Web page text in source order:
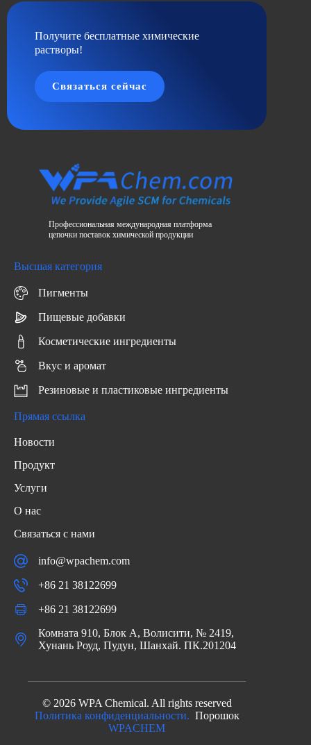
Получите бесплатные химические
растворы!
Связаться сейчас
Профессиональная международная платформа
цепочки поставок химической продукции
Высшая категория
Пигменты
Пищевые добавки
Косметические ингредиенты
Вкус и аромат
Резиновые и пластиковые ингредиенты
Прямая ссылка
Новости
Продукт
Услуги
О нас
Связаться с нами
info@wpachem.com
+86 21 38122699
+86 21 38122699
Комната 910, Блок А, Волисити, № 2419,
Хунань Роуд, Пудун, Шанхай. ПК.201204
© 2026 WPA Chemical. All rights reserved
Политика конфиденциальности. Порошок
WPACHEM